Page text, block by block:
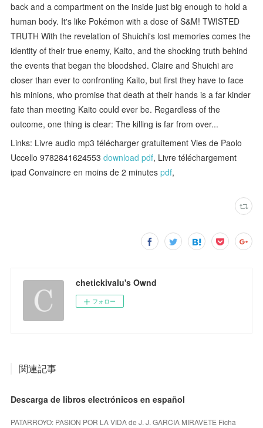
back and a compartment on the inside just big enough to hold a
human body. It's like Pokémon with a dose of S&M! TWISTED
TRUTH With the revelation of Shuichi's lost memories comes the
identity of their true enemy, Kaito, and the shocking truth behind
the events that began the bloodshed. Claire and Shuichi are
closer than ever to confronting Kaito, but first they have to face
his minions, who promise that death at their hands is a far kinder
fate than meeting Kaito could ever be. Regardless of the
outcome, one thing is clear: The killing is far from over...
Links: Livre audio mp3 télécharger gratuitement Vies de Paolo
Uccello 9782841624553download pdf, Livre téléchargement
ipad Convaincre en moins de 2 minutespdf,
chetickivalu's Ownd
フォロー
関連記事
Descarga de libros electrónicos en español
PATARROYO: PASION POR LA VIDA de J. J. GARCIA MIRAVETE Ficha